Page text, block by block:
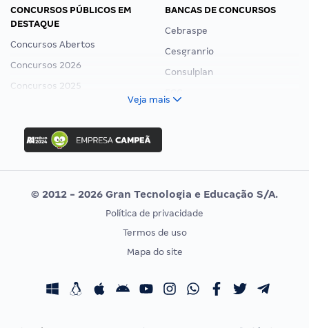
CONCURSOS PÚBLICOS EM
DESTAQUE
Concursos Abertos
Concursos 2026
Concursos 2025
Concurso Ibama
Concurso MPU
Editais publicados
BANCAS DE CONCURSOS
Cebraspe
Cesgranrio
Consulplan
Vunesp
CONCURSOS POR PROFISSÃO
Concursos Fiscais
EXAME DE ORDEM
Calendário OAB
Veja mais
© 2012 - 2026 Gran Tecnologia e Educação S/A.
Política de privacidade
Termos de uso
Mapa do site